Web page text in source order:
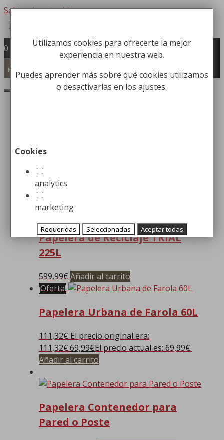
Saltar al contenido
Fabricación y comercialización de
equipamiento para la higiene industrial
Búsqueda de productos
0
Menú
Etiqueta para incluir en Feed de Product Feed Pro
Mostrando 1–16 de 216 resultados
Papelera de Reciclaje TRIAL
225L
599,99€ Añadir al carrito
¡Oferta!
Papelera Urbana de Farola 60L
111,32€ El precio original era:
111,32€.69,99€El precio actual es: 69,99€.
Añadir al carrito
Papelera Contenedor para
Pared o Poste
Utilizamos cookies para ofrecerte la mejor
experiencia en nuestra web.
Puedes aprender más sobre qué cookies utilizamos
o desactivarlas en los ajustes.
Cookies
analytics
marketing
Requeridas Seleccionadas Aceptar todas